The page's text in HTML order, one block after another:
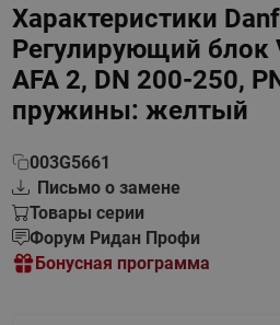
Характеристики
Регулирующий блок
AFA 2, DN 200-250,
пружины: желтый
003G5661
Письмо о замене
Товары серии
Форум Ридан Профи
Бонусная программа